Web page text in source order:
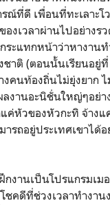
ณ์ที่ดี เพื่อนที่ทะเลาะโ
งเวลาผ่านไปอย่างร
ระแทกหน้าว่าหางาน
ชาติ (ตอนนั้นเรียนอยู่ที่
คนท้องถิ่นไม่ยุ่งยาก ไ
งานอะนิชั่นใหญ่ๆอย่า
ค่หัวของหัวกะทิ จ้าง
ารถอยู่ประเทศเขาได้
งานเป็นโปรแกรมเม
คดีที่ช่วงเวลาทำงาน